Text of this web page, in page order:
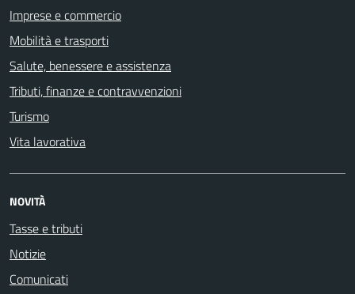
Imprese e commercio
Mobilità e trasporti
Salute, benessere e assistenza
Tributi, finanze e contravvenzioni
Turismo
Vita lavorativa
NOVITÀ
Tasse e tributi
Notizie
Comunicati